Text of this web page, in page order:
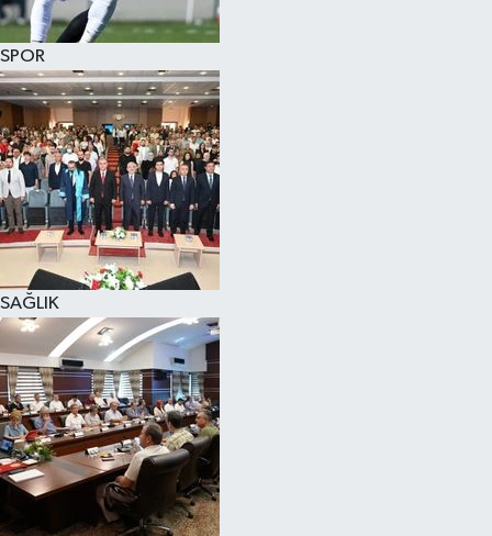
SPOR
SAĞLIK